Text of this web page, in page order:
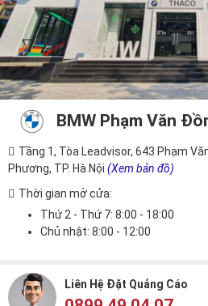
BMW Phạm Văn
Tầng 1, Tòa Leadvisor, 643 Phạm
Phương, TP. Hà Nội (Xem bản đồ)
Thời gian mở cửa:
Thứ 2 - Thứ 7: 8:00 - 18:00
Chủ nhật: 8:00 - 12:00
Liên Hệ Đặt Quảng Cáo